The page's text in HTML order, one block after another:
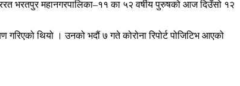
भरतपुर महानगरपालिका–११ का ५२ वर्षीय पुरुषको आज दिउँसो १२
थियो । उनको भदौं ७ गते कोरोना रिपोर्ट पोजिटिभ आएको